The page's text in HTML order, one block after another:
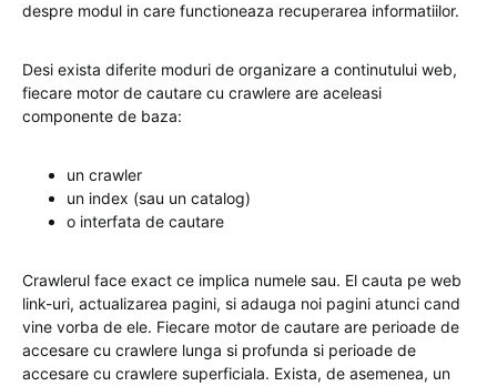
despre modul in care functioneaza recuperarea informatiilor.
Desi exista diferite moduri de organizare a continutului web,
fiecare motor de cautare cu crawlere are aceleasi
componente de baza:
un crawler
un index (sau un catalog)
o interfata de cautare
Crawlerul face exact ce implica numele sau. El cauta pe web
link-uri, actualizarea pagini, si adauga noi pagini atunci cand
vine vorba de ele. Fiecare motor de cautare are perioade de
accesare cu crawlere lunga si profunda si perioade de
accesare cu crawlere superficiala. Exista, de asemenea, un